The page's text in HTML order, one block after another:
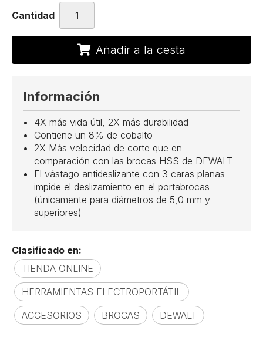
Cantidad
Añadir a la cesta
Información
4X más vida útil, 2X más durabilidad
Contiene un 8% de cobalto
2X Más velocidad de corte que en
comparación con las brocas HSS de DEWALT
El vástago antideslizante con 3 caras planas
impide el deslizamiento en el portabrocas
(únicamente para diámetros de 5,0 mm y
superiores)
Clasificado en:
TIENDA ONLINE
HERRAMIENTAS ELECTROPORTÁTIL
ACCESORIOS
BROCAS DEWALT